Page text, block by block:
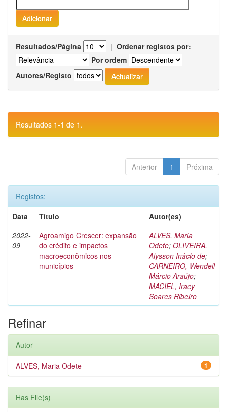
Resultados/Página | Ordenar registos por:
Por ordem
Autores/Registo
Resultados 1-1 de 1.
Anterior 1 Próxima
Registos:
Data
Título
Autor(es)
2022-
09
Agroamigo Crescer: expansão
do crédito e impactos
macroeconômicos nos
municípios
ALVES, Maria
Odete; OLIVEIRA,
Alysson Inácio de;
CARNEIRO, Wendell
Márcio Araújo;
MACIEL, Iracy
Soares Ribeiro
Refinar
Autor
1
ALVES, Maria Odete
Has File(s)